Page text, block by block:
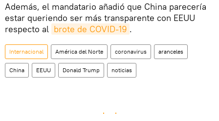
Además, el mandatario añadió que China parecería
estar queriendo ser más transparente con EEUU
respecto al brote de COVID-19 .
Internacional América del Norte coronavirus aranceles
China EEUU Donald Trump noticias